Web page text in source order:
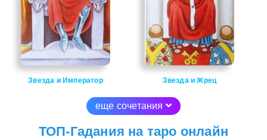
Звезда и Император Звезда и Жрец
еще сочетания
ТОП-Гадания на таро онлайн